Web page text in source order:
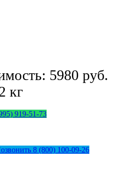
5980 руб.
кг
919-51-73
8 (800) 100-09-26